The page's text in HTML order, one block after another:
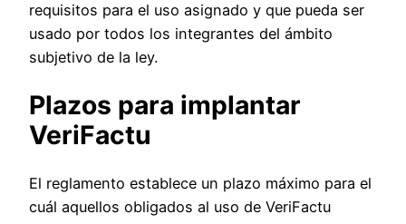
requisitos para el uso asignado y que pueda ser
usado por todos los integrantes del ámbito
subjetivo de la ley.
Plazos para implantar
VeriFactu
El reglamento establece un plazo máximo para el
cuál aquellos obligados al uso de VeriFactu